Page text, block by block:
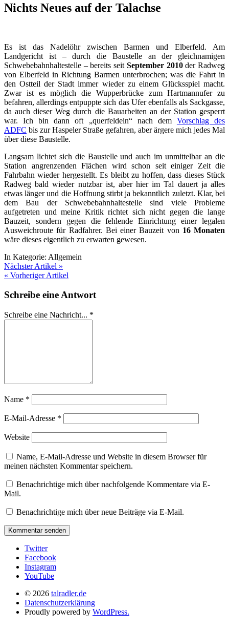
Nichts Neues auf der Talachse
Es ist das Nadelöhr zwischen Barmen und Elberfeld. Am
Landgericht ist – durch die Baustelle an der gleichnamigen
Schwebebahnhaltestelle – bereits seit September 2010der Radweg
von Elberfeld in Richtung Barmen unterbrochen; was die Fahrt in
den Ostteil der Stadt immer wieder zu einem Glücksspiel macht.
Zwar ist es möglich die Wupperbrücke zum Hartmannufer zu
befahren, allerdings entpuppte sich das Ufer ebenfalls als Sackgasse,
da auch dieser Weg durch die Bauarbeiten an der Station gesperrt
war. Ich bin dann oft „querfeldein“ nach dem Vorschlag des
ADFC bis zur Haspeler Straße gefahren, aber ärgere mich jedes Mal
über diese Baustelle.
Langsam lichtet sich die Baustelle und auch im unmittelbar an die
Station angrenzenden Flächen wird schon seit einiger Zeit die
Fahrbahn wieder hergestellt. Es bleibt zu hoffen, dass dieses Stück
Radweg bald wieder nutzbar ist, aber hier im Tal dauert ja alles
etwas länger und die Hoffnung stirbt ja bekanntlich zuletzt. Klar, bei
dem Bau der Schwebebahnhaltestelle sind viele Probleme
aufgetreten und meine Kritik richtet sich nicht gegen die lange
Bauzeit, sondern gegen die fehlende Einrichtung einer legalen
Ausweichroute für Radfahrer. Bei einer Bauzeit von 16 Monaten
wäre dieses eigentlich zu erwarten gewesen.
In Kategorie: Allgemein
Nächster Artikel »
« Vorheriger Artikel
Schreibe eine Antwort
Schreibe eine Nachricht... *
Name *
E-Mail-Adresse *
Website
Name, E-Mail-Adresse und Website in diesem Browser für
meinen nächsten Kommentar speichern.
Benachrichtige mich über nachfolgende Kommentare via E-
Mail.
Benachrichtige mich über neue Beiträge via E-Mail.
Twitter
Facebook
Instagram
YouTube
© 2026 talradler.de
Datenschutzerklärung
Proudly powered by WordPress.